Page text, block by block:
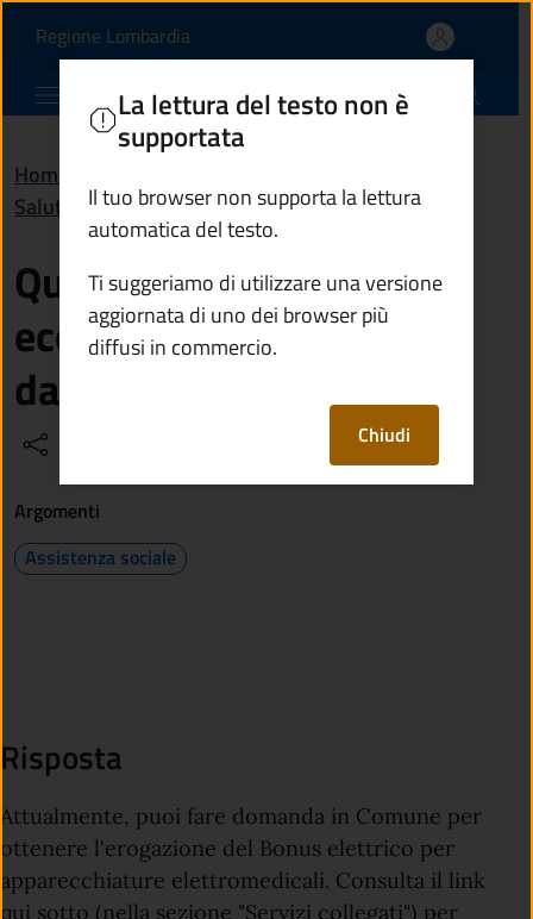
Quali sono i bonus
Regione Lombardia(apre in un'altra scheda).
Comune di Ponte di Legno
Home
Salute, benessere e assistenza
Quali sono i bonus
economici erogati
dall'amministrazione?
La lettura del testo non è
supportata
Il tuo browser non supporta la lettura
automatica del testo.
Ti suggeriamo di utilizzare una versione
aggiornata di uno dei browser più
diffusi in commercio.
Chiudi
Argomenti
Assistenza sociale
Risposta
Attualmente, puoi fare domanda in Comune per
ottenere l'erogazione del Bonus elettrico per
apparecchiature elettromedicali. Consulta il link
qui sotto (nella sezione "Servizi collegati") per